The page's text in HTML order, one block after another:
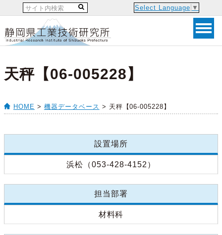
Select Language ▼
天秤【06-005228】
HOME > 機器データベース > 天秤【06-005228】
設置場所
浜松（053-428-4152）
担当部署
材料科